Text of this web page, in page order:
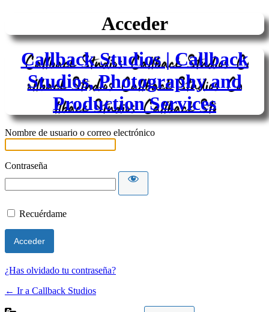
Acceder
Callback Studios | Callback
Studios, Photography and
Production Services
Nombre de usuario o correo electrónico
Contraseña
Recuérdame
¿Has olvidado tu contraseña?
← Ir a Callback Studios